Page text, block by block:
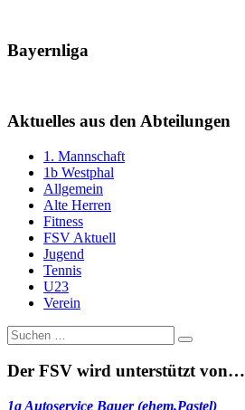
Bayernliga
Aktuelles aus den Abteilungen
1. Mannschaft
1b Westphal
Allgemein
Alte Herren
Fitness
FSV Aktuell
Jugend
Tennis
U23
Verein
Suche
nach:
Der FSV wird unterstützt von…
1a Autoservice Bauer (ehem.Pastel)